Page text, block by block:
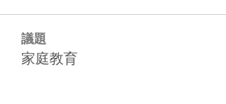
議題
家庭教育